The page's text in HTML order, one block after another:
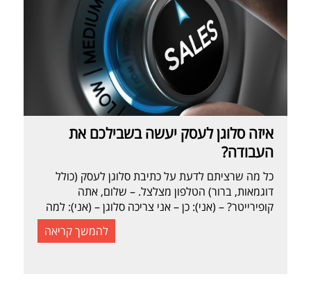
איזה סלוגן לעסק יעשה בשבילכם את
העבודה?
כל מה שרציתם לדעת על כתיבת סלוגן לעסק (כולל
דוגמאות, ברור) הטלפון מצלצל. – שלום, אתה
קופירייטר? – (אני): כן – אני צריכה סלוגן – (אני): למה
את מתכוונת? – נו, למשפט מתחת לשם של העסק שלי
– (אני) אוקי, ומה את רוצה להגיד בסלוגן? – שתיקה..
להמשך קריאה